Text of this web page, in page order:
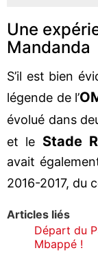
Une
Mandanda
S’il est bien
légende de l’
évolué dans
et le Stade
avait
2016-2017, du
Articles liés
Départ du
Mbappé !